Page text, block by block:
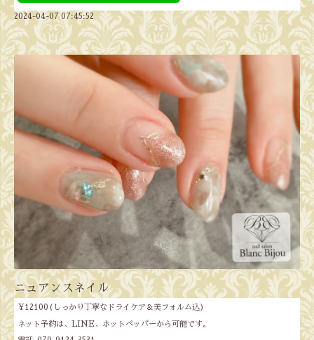
2024-04-07 07:45:52
ニュアンスネイル
¥12100(しっかり丁寧なドライケア＆美フォルム込)
ネット予約は、LINE、ホットペッパーから可能です。